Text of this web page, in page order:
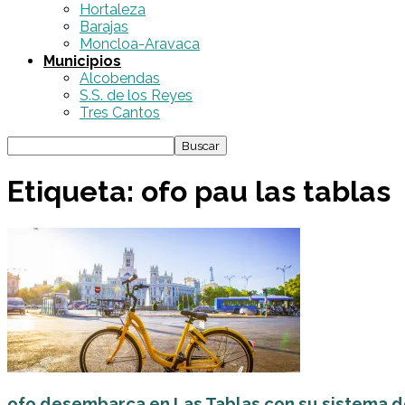
Hortaleza
Barajas
Moncloa-Aravaca
Municipios
Alcobendas
S.S. de los Reyes
Tres Cantos
Etiqueta: ofo pau las tablas